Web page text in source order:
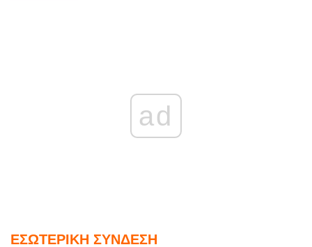
ad
ΕΣΩΤΕΡΙΚΗ ΣΥΝΔΕΣΗ